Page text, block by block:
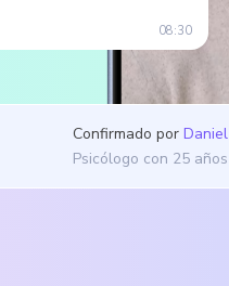
08:30
Confirmado por
Psicólogo con 25